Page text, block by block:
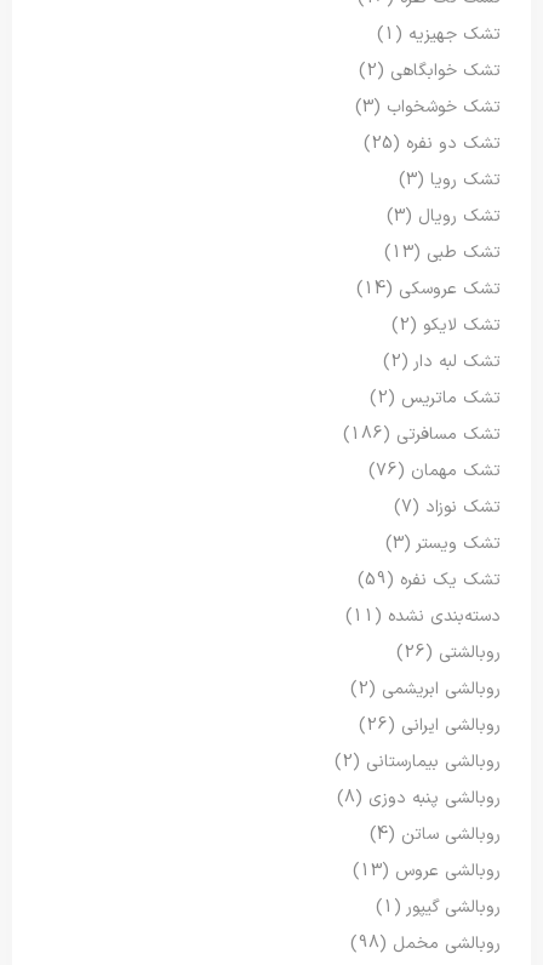
تشک جهیزیه (1)
تشک خوابگاهی (2)
تشک خوشخواب (3)
تشک دو نفره (25)
تشک رویا (3)
تشک رویال (3)
تشک طبی (13)
تشک عروسکی (14)
تشک لایکو (2)
تشک لبه دار (2)
تشک ماتریس (2)
تشک مسافرتی (186)
تشک مهمان (76)
تشک نوزاد (7)
تشک ویستر (3)
تشک یک نفره (59)
دسته‌بندی نشده (11)
روبالشتی (26)
روبالشی ابریشمی (2)
روبالشی ایرانی (26)
روبالشی بیمارستانی (2)
روبالشی پنبه دوزی (8)
روبالشی ساتن (4)
روبالشی عروس (13)
روبالشی گیپور (1)
روبالشی مخمل (98)